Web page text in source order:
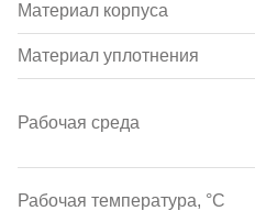
Материал корпуса
Материал уплотнения
Рабочая среда
Рабочая температура, °С